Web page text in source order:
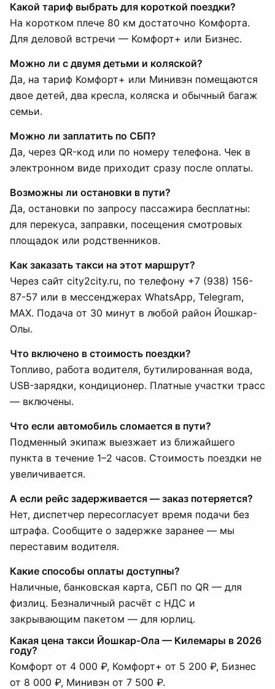
Какой тариф выбрать для короткой поездки?
На коротком плече 80 км достаточно Комфорта.
Для деловой встречи — Комфорт+ или Бизнес.
Можно ли с двумя детьми и коляской?
Да, на тариф Комфорт+ или Минивэн помещаются
двое детей, два кресла, коляска и обычный багаж
семьи.
Можно ли заплатить по СБП?
Да, через QR-код или по номеру телефона. Чек в
электронном виде приходит сразу после оплаты.
Возможны ли остановки в пути?
Да, остановки по запросу пассажира бесплатны:
для перекуса, заправки, посещения смотровых
площадок или родственников.
Как заказать такси на этот маршрут?
Через сайт city2city.ru, по телефону +7 (938) 156-
87-57 или в мессенджерах WhatsApp, Telegram,
MAX. Подача от 30 минут в любой район Йошкар-
Олы.
Что включено в стоимость поездки?
Топливо, работа водителя, бутилированная вода,
USB-зарядки, кондиционер. Платные участки трасс
— включены.
Что если автомобиль сломается в пути?
Подменный экипаж выезжает из ближайшего
пункта в течение 1–2 часов. Стоимость поездки не
увеличивается.
А если рейс задерживается — заказ потеряется?
Нет, диспетчер пересогласует время подачи без
штрафа. Сообщите о задержке заранее — мы
переставим водителя.
Какие способы оплаты доступны?
Наличные, банковская карта, СБП по QR — для
физлиц. Безналичный расчёт с НДС и
закрывающим пакетом — для юрлиц.
Какая цена такси Йошкар-Ола — Килемары в 2026
году?
Комфорт от 4 000 ₽, Комфорт+ от 5 200 ₽, Бизнес
от 8 000 ₽, Минивэн от 7 500 ₽.